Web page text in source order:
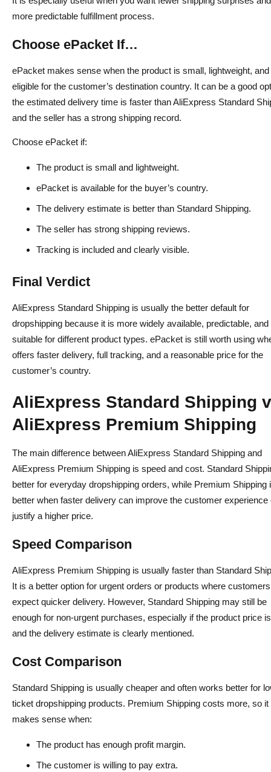
more predictable fulfillment process.
Choose ePacket If…
ePacket makes sense when the product is small, lightweight, and
eligible for the customer’s destination country. It can be a good
the estimated delivery time is faster than AliExpress Standard
and the seller has a strong shipping record.
Choose ePacket if:
The product is small and lightweight.
ePacket is available for the buyer’s country.
The delivery estimate is better than Standard Shipping.
The seller has strong shipping reviews.
Tracking is included and clearly visible.
Final Verdict
AliExpress Standard Shipping is usually the better default for
dropshipping because it is more widely available, predictable, and
suitable for different product types. ePacket is still worth using
offers faster delivery, full tracking, and a reasonable price for the
customer’s country.
AliExpress Standard Shipping
AliExpress Premium Shipping
The main difference between AliExpress Standard Shipping and
AliExpress Premium Shipping is speed and cost. Standard
better for everyday dropshipping orders, while Premium Shipping
better when faster delivery can improve the customer experience
justify a higher price.
Speed Comparison
AliExpress Premium Shipping is usually faster than Standard
It is a better option for urgent orders or products where customers
expect quicker delivery. However, Standard Shipping may still be
enough for non-urgent purchases, especially if the product price
and the delivery estimate is clearly mentioned.
Cost Comparison
Standard Shipping is usually cheaper and often works better for
ticket dropshipping products. Premium Shipping costs more, so it
makes sense when:
The product has enough profit margin.
The customer is willing to pay extra.